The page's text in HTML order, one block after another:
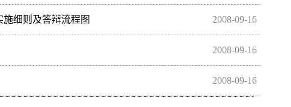
2008-09-16
细则及答辩流程图
位工作实施细则及答辩流程图.doc ·同等学力答辩流程.doc
2008-09-16
2008-09-16